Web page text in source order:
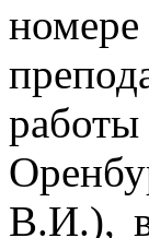
В.И.), в